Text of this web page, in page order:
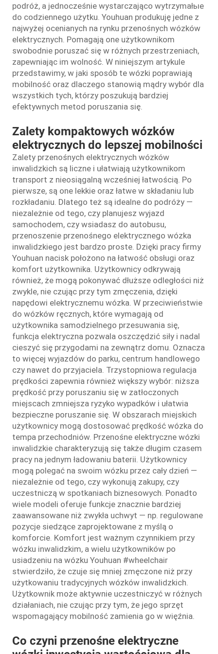
podróż, a jednocześnie wystarczająco wytrzymałые
do codziennego użytku. Youhuan produkuję jedne z
najwyżej ocenianych na rynku przenośnych wózków
elektrycznych. Pomagają one użytkownikom
swobodnie poruszać się w różnych przestrzeniach,
zapewniając im wolność. W niniejszym artykule
przedstawimy, w jaki sposób te wózki poprawiają
mobilność oraz dlaczego stanowią mądry wybór dla
wszystkich tych, którzy poszukują bardziej
efektywnych metod poruszania się.
Zalety kompaktowych wózków
elektrycznych do lepszej mobilności
Zalety przenośnych elektrycznych wózków
inwalidzkich są liczne i ułatwiają użytkownikom
transport z nieosiągalną wcześniej łatwością. Po
pierwsze, są one lekkie oraz łatwe w składaniu lub
rozkładaniu. Dlatego też są idealne do podróży —
niezależnie od tego, czy planujesz wyjazd
samochodem, czy wsiadasz do autobusu,
przenoszenie przenośnego elektrycznego wózka
inwalidzkiego jest bardzo proste. Dzięki pracy firmy
Youhuan nacisk położono na łatwość obsługi oraz
komfort użytkownika. Użytkownicy odkrywają
również, że mogą pokonywać dłuższe odległości niż
zwykle, nie czując przy tym zmęczenia, dzięki
napędowi elektrycznemu wózka. W przeciwieństwie
do wózków ręcznych, które wymagają od
użytkownika samodzielnego przesuwania się,
funkcja elektryczna pozwala oszczędzić siły i nadal
cieszyć się przygodami na zewnątrz domu. Oznacza
to więcej wyjazdów do parku, centrum handlowego
czy nawet do przyjaciela. Trzystopniowa regulacja
prędkości zapewnia również większy wybór: niższa
prędkość przy poruszaniu się w zatłoczonych
miejscach zmniejsza ryzyko wypadków i ułatwia
bezpieczne poruszanie się. W obszarach miejskich
użytkownicy mogą dostosować prędkość wózka do
tempa przechodniów. Przenośne elektryczne wózki
inwalidzkie charakteryzują się także długim czasem
pracy na jednym ładowaniu baterii. Użytkownicy
mogą polegać na swoim wózku przez cały dzień —
niezależnie od tego, czy wykonują zakupy, czy
uczestniczą w spotkaniach biznesowych. Ponadto
wiele modeli oferuje funkcje znacznie bardziej
zaawansowane niż zwykła uchwyt — np. regulowane
pozycje siedzące zaprojektowane z myślą o
komforcie. Komfort jest ważnym czynnikiem przy
wózku inwalidzkim, a wielu użytkowników po
usiadzeniu na wózku Youhuan #wheelchair
stwierdziło, że czuje się mniej zmęczone niż przy
użytkowaniu tradycyjnych wózków inwalidzkich.
Użytkownik może aktywnie uczestniczyć w różnych
działaniach, nie czując przy tym, że jego sprzęt
wspomagający mobilność zamienia go w więźnia.
Co czyni przenośne elektryczne